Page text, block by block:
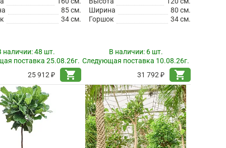
85 см.
34 см.
наличии:48 шт.
поставка 25.08.26г.
25 912 ₽
shopping_cart
Ширина
80 см.
Горшок
34 см.
В наличии: 6 шт.
Следующая поставка 10.08.26г.
31 792 ₽
shopping_cart